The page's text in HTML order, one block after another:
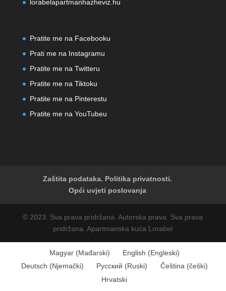
lorabelapartmanhazheviz.hu
Pratite me na Facebooku
Prati me na Instagramu
Pratite me na Twitteru
Pratite me na Tiktoku
Pratite me na Pinterestu
Pratite me na YouTubeu
Zaštita podataka. Politika privatnosti.
Opći uvjeti poslovanja
© 2023. Sva prava pridržana. Autorska prava. Sva prava
pridržana. Apartmanska kuća Lorabel
Magyar(Mađarski) English (Engleski)
Deutsch (Njemački) Русский (Ruski) Čeština(češki)
Hrvatski